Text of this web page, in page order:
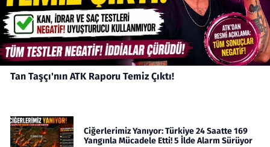
Tan Taşçı'nın ATK Raporu Temiz Çıktı!
Ciğerlerimiz Yanıyor: Türkiye 24 Saatte 169
Yangınla Mücadele Etti! 5 İlde Alarm Sürüyor